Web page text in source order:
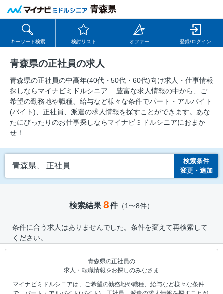
青森県
キーワード検索 検討リスト オファー 登録/ログイン
青森県の正社員の求人
青森県の正社員の中⾼年(40代・50代・60代)向け求⼈・仕事情報
探しならマイナビミドルシニア！ 豊富な求人情報の中から、ご
希望の勤務地や職種、給与など様々な条件でパート・アルバイト
(バイト)、正社員、派遣の求人情報を探すことができます。あな
たにぴったりのお仕事探しならマイナビミドルシニアにおまか
せ！
青森県、 正社員
検索条件
変更・追加
検索結果 8件（1〜8件）
条件に合う求人はありませんでした。条件を変えて再検索して
ください。
青森県の正社員の
求人・転職情報をお探しのみなさま
マイナビミドルシニアは、ご希望の勤務地や職種、給与など様々な条件